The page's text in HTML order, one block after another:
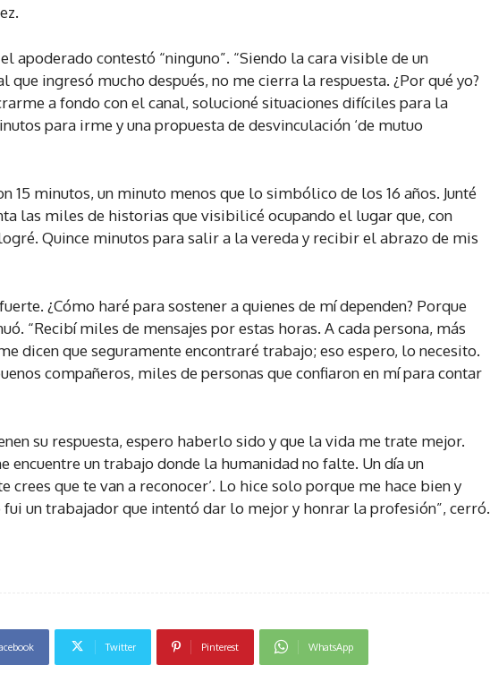
apoderado contestó “ninguno”. “Siendo la cara visible de un
que ingresó mucho después, no me cierra la respuesta. ¿Por qué yo?
a fondo con el canal, solucioné situaciones difíciles para la
para irme y una propuesta de desvinculación ‘de mutuo
15 minutos, un minuto menos que lo simbólico de los 16 años. Junté
las miles de historias que visibilicé ocupando el lugar que, con
Quince minutos para salir a la vereda y recibir el abrazo de mis
¿Cómo haré para sostener a quienes de mí dependen? Porque
“Recibí miles de mensajes por estas horas. A cada persona, más
dicen que seguramente encontraré trabajo; eso espero, lo necesito.
compañeros, miles de personas que confiaron en mí para contar
su respuesta, espero haberlo sido y que la vida me trate mejor.
encuentre un trabajo donde la humanidad no falte. Un día un
crees que te van a reconocer’. Lo hice solo porque me hace bien y
un trabajador que intentó dar lo mejor y honrar la profesión”, cerró.
Twitter Pinterest WhatsApp